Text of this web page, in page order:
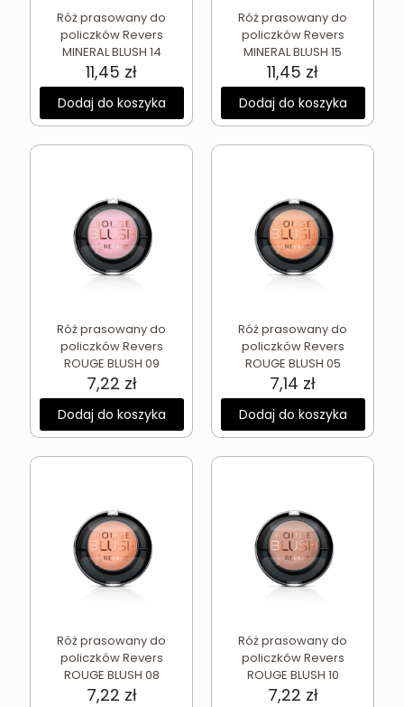
Róż prasowany do
policzków Revers
MINERAL BLUSH 14
11,45 zł
Dodaj do koszyka
Róż prasowany do
policzków Revers
MINERAL BLUSH 15
11,45 zł
Dodaj do koszyka
Róż prasowany do
policzków Revers
ROUGE BLUSH 09
7,22 zł
Dodaj do koszyka
Róż prasowany do
policzków Revers
ROUGE BLUSH 05
7,14 zł
Dodaj do koszyka
Róż prasowany do
policzków Revers
ROUGE BLUSH 08
7,22 zł
Róż prasowany do
policzków Revers
ROUGE BLUSH 10
7,22 zł